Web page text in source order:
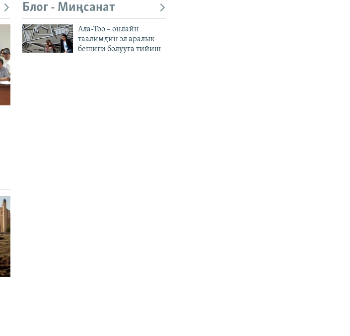
Блог - Миңсанат
Ала-Тоо – онлайн
таалимдин эл аралык
бешиги болууга тийиш